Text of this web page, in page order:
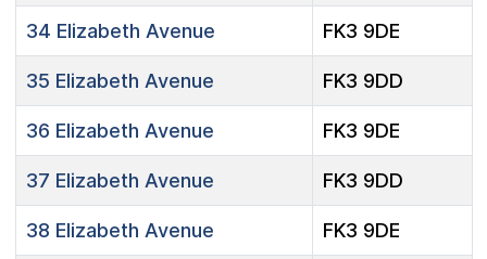
34 Elizabeth Avenue FK3 9DE
35 Elizabeth Avenue FK3 9DD
36 Elizabeth Avenue FK3 9DE
37 Elizabeth Avenue FK3 9DD
38 Elizabeth Avenue FK3 9DE